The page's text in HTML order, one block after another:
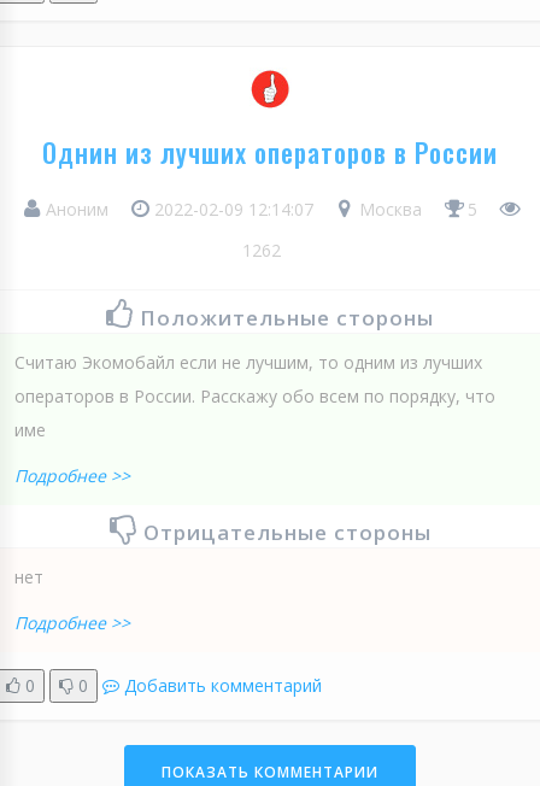
Однин из лучших операторов в России
Аноним 2022-02-09 12:14:07 Москва
5
1262
Положительные стороны
Считаю Экомобайл если не лучшим, то одним из лучших
операторов в России. Расскажу обо всем по порядку, что
име
Подробнее >>
Отрицательные стороны
нет
Подробнее >>
0 0 Добавить комментарий
ПОКАЗАТЬ КОММЕНТАРИИ